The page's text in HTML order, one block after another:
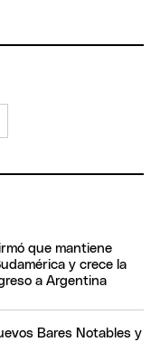
que mantiene
y crece la
a Argentina
Bares Notables y